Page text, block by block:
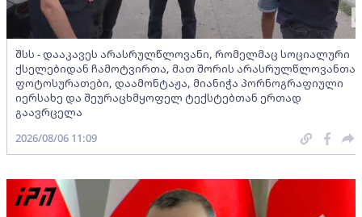
შსს - დააკავეს არასრულწლოვანი, რომელმაც სოციალური
ქსელებიდან ჩამოტვირთა, მათ შორის არასრულწლოვანთა
ფოტოსურათები, დაამონტაჟა, მიანიჭა პორნოგრაფიული
იერსახე და შეურაცხმყოფელ ტექსტებთან ერთად
გაავრცელა
2026/08/06 11:09